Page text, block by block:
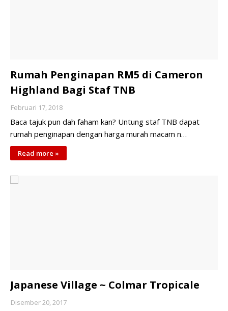
Rumah Penginapan RM5 di Cameron
Highland Bagi Staf TNB
Februari 17, 2018
Baca tajuk pun dah faham kan? Untung staf TNB dapat
rumah penginapan dengan harga murah macam n…
Read more »
Japanese Village ~ Colmar Tropicale
Disember 20, 2017